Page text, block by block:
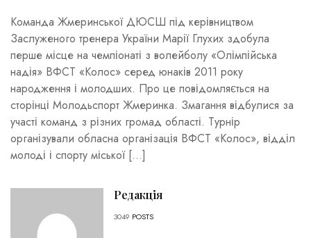
Команда Жмеринської ДЮСШ під керівництвом
Заслуженого тренера України Марії Глухих здобула
перше місце на чемпіонаті з волейболу «Олімпійська
надія» ВФСТ «Колос» серед юнаків 2011 року
народження і молодших. Про це повідомляється на
сторінці Молодьспорт Жмеринка. Змагання відбулися за
участі команд з різних громад області. Турнір
організували обласна організація ВФСТ «Колос», відділ
молоді і спорту міської […]
Редакція
3049 POSTS